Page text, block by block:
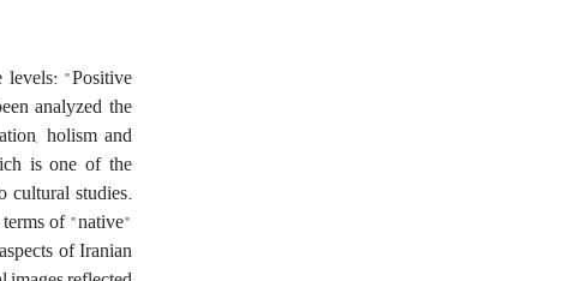
"Positive
analyzed the
holism and
is one of the
cultural studies.
of "native"
of Iranian